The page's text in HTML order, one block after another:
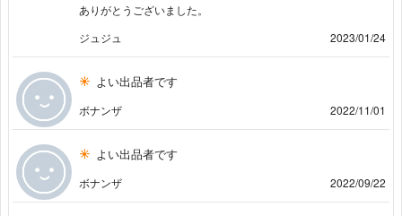
ありがとうございました。
ジュジュ
2023/01/24
よい出品者です
ボナンザ 2022/11/01
よい出品者です
ボナンザ 2022/09/22